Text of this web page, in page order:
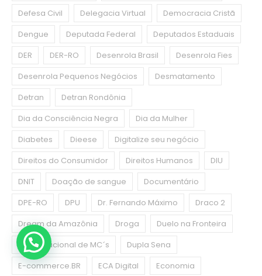
Defesa Civil
Delegacia Virtual
Democracia Cristã
Dengue
Deputada Federal
Deputados Estaduais
DER
DER-RO Desenrola Brasil
Desenrola Fies
Desenrola Pequenos Negócios
Desmatamento
Detran
Detran Rondônia
Dia da Consciência Negra
Dia da Mulher
Diabetes
Dieese
Digitalize seu negócio
Direitos do Consumidor
Direitos Humanos
DIU
DNIT
Doação de sangue
Documentário
DPE-RO
DPU Dr. Fernando Máximo
Draco 2
Dream da Amazônia
Droga
Duelo na Fronteira
Duelo Nacional de MC´s
Dupla Sena
E-commerce.BR
ECA Digital Economia